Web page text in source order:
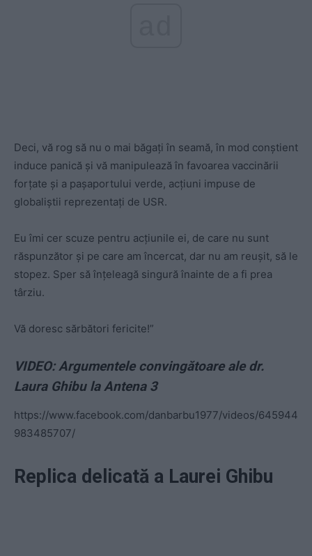
Deci, vă rog să nu o mai băgați în seamă, în mod conștient
induce panică și vă manipulează în favoarea vaccinării
forțate și a pașaportului verde, acțiuni impuse de
globaliștii reprezentați de USR.
Eu îmi cer scuze pentru acțiunile ei, de care nu sunt
răspunzător și pe care am încercat, dar nu am reușit, să le
stopez. Sper să înțeleagă singură înainte de a fi prea
târziu.
Vă doresc sărbători fericite!”
VIDEO: Argumentele convingătoare ale dr.
Laura Ghibu la Antena 3
https://www.facebook.com/danbarbu1977/videos/645944
983485707/
Replica delicată a Laurei Ghibu